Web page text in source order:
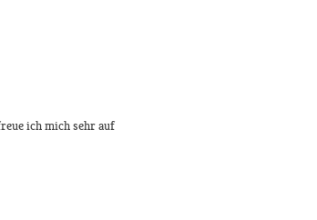
ich mich sehr auf